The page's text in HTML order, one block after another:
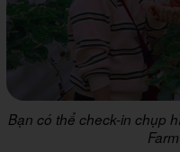
Bạn có thể check-in chụp